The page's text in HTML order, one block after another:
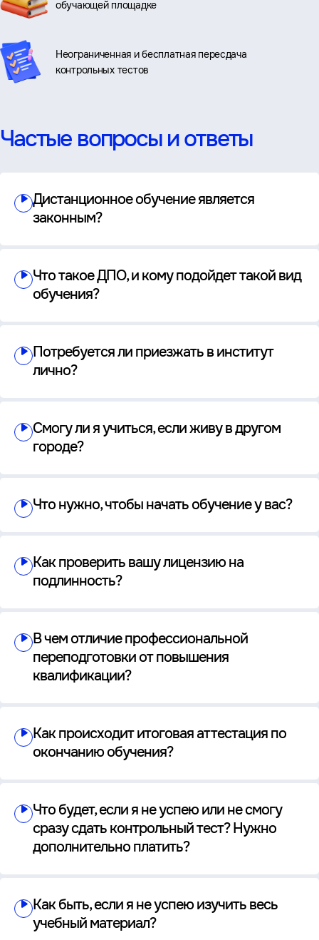
обучающей площадке
Неограниченная и бесплатная пересдача
контрольных тестов
Частые вопросы и ответы
Дистанционное обучение является
законным?
Что такое ДПО, и кому подойдет такой вид
обучения?
Потребуется ли приезжать в институт
лично?
Смогу ли я учиться, если живу в другом
городе?
Что нужно, чтобы начать обучение у вас?
Как проверить вашу лицензию на
подлинность?
В чем отличие профессиональной
переподготовки от повышения
квалификации?
Как происходит итоговая аттестация по
окончанию обучения?
Что будет, если я не успею или не смогу
сразу сдать контрольный тест? Нужно
дополнительно платить?
Как быть, если я не успею изучить весь
учебный материал?